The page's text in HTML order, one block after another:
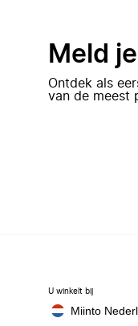
Meld
Ontdek als
van de meest
U winkelt bij
Miinto